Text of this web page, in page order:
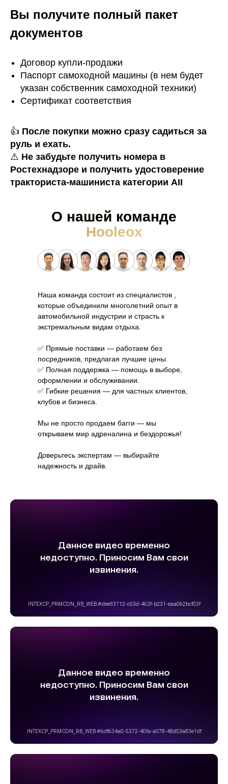
Вы получите полный пакет
документов
Договор купли-продажи
Паспорт самоходной машины (в нем будет
указан собственник самоходной техники)
Сертификат соответствия
👍 После покупки можно сразу садиться за
руль и ехать.
⚠️ Не забудьте получить номера в
Ростехнадзоре и получить удостоверение
тракториста-машиниста категории AII
Наша команда состоит из специалистов ,
которые объединили многолетний опыт в
автомобильной индустрии и страсть к
экстремальным видам отдыха.
✅ Прямые поставки — работаем без
посредников, предлагая лучшие цены.
✅ Полная поддержка — помощь в выборе,
оформлении и обслуживании.
✅ Гибкие решения — для частных клиентов,
клубов и бизнеса.
Мы не просто продаем багги — мы
открываем мир адреналина и бездорожья!
Доверьтесь экспертам — выбирайте
надежность и драйв.
О нашей команде
Hooleox